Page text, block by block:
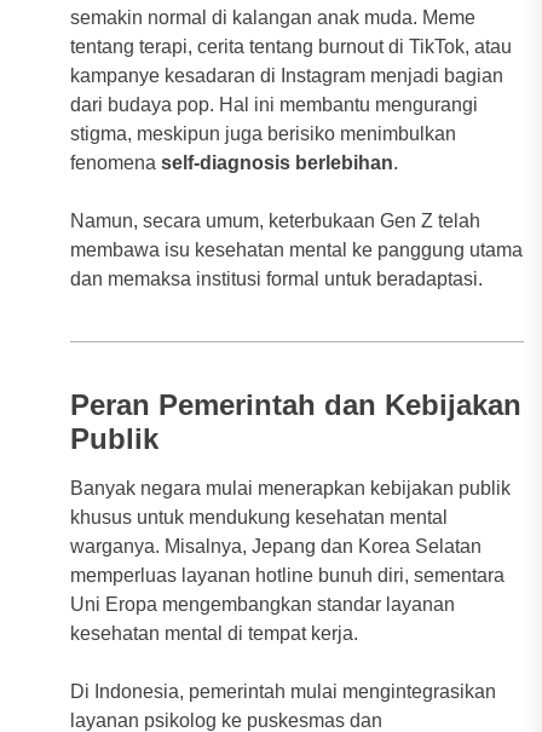
semakin normal di kalangan anak muda. Meme
tentang terapi, cerita tentang burnout di TikTok, atau
kampanye kesadaran di Instagram menjadi bagian
dari budaya pop. Hal ini membantu mengurangi
stigma, meskipun juga berisiko menimbulkan
fenomena self-diagnosis berlebihan.
Namun, secara umum, keterbukaan Gen Z telah
membawa isu kesehatan mental ke panggung utama
dan memaksa institusi formal untuk beradaptasi.
Peran Pemerintah dan Kebijakan
Publik
Banyak negara mulai menerapkan kebijakan publik
khusus untuk mendukung kesehatan mental
warganya. Misalnya, Jepang dan Korea Selatan
memperluas layanan hotline bunuh diri, sementara
Uni Eropa mengembangkan standar layanan
kesehatan mental di tempat kerja.
Di Indonesia, pemerintah mulai mengintegrasikan
layanan psikolog ke puskesmas dan